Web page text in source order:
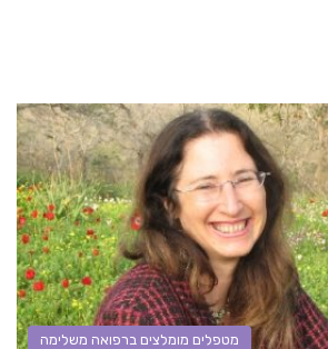
מטפלים מומלצים ברפואה משלימה